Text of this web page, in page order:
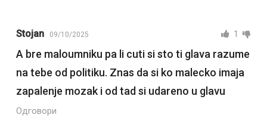
Stojan 09/10/2025 1
A bre maloumniku pa li cuti si sto ti glava razume
na tebe od politiku. Znas da si ko malecko imaja
zapalenje mozak i od tad si udareno u glavu
Одговори